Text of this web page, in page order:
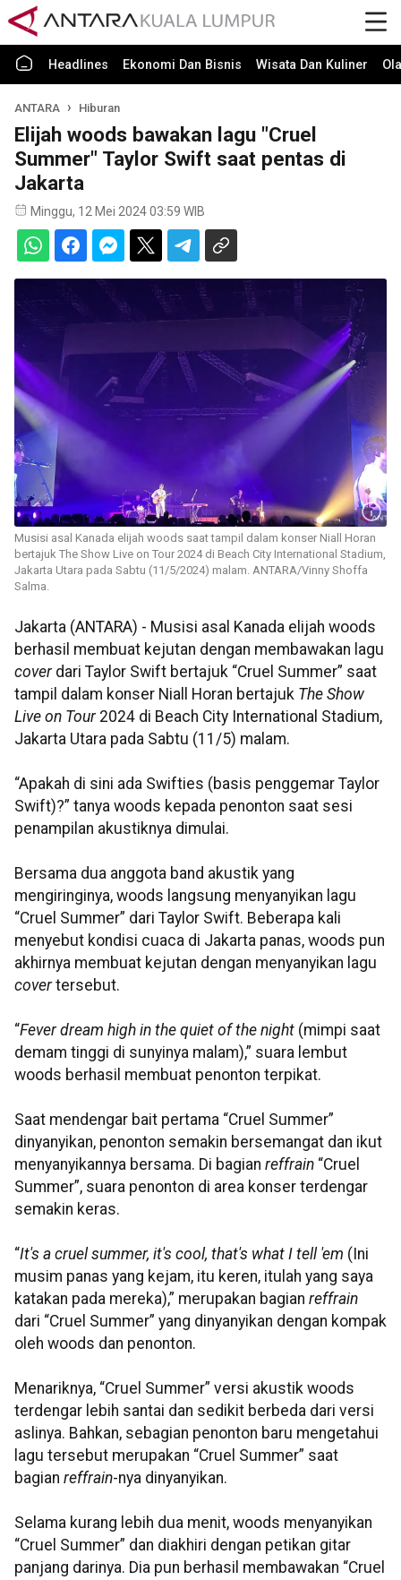
Headlines Ekonomi Dan Bisnis Wisata Dan Kuliner
ANTARA Hiburan
Elijah woods bawakan lagu "Cruel
Summer" Taylor Swift saat pentas di
Jakarta
Minggu, 12 Mei 2024 03:59 WIB
Musisi asal Kanada elijah woods saat tampil dalam konser Niall Horan
bertajuk The Show Live on Tour 2024 di Beach City International Stadium,
Jakarta Utara pada Sabtu (11/5/2024) malam. ANTARA/Vinny Shoffa
Salma.
Jakarta (ANTARA) - Musisi asal Kanada elijah woods
berhasil membuat kejutan dengan membawakan lagu
coverdari Taylor Swift bertajuk “Cruel Summer” saat
tampil dalam konser Niall Horan bertajuk The Show
Live on Tour2024 di Beach City International Stadium,
Jakarta Utara pada Sabtu (11/5) malam.
“Apakah di sini ada Swifties (basis penggemar Taylor
Swift)?” tanya woods kepada penonton saat sesi
penampilan akustiknya dimulai.
Bersama dua anggota band akustik yang
mengiringinya, woods langsung menyanyikan lagu
“Cruel Summer” dari Taylor Swift. Beberapa kali
menyebut kondisi cuaca di Jakarta panas, woods pun
akhirnya membuat kejutan dengan menyanyikan lagu
covertersebut.
“Fever dream high in the quiet of the night (mimpi saat
demam tinggi di sunyinya malam),” suara lembut
woods berhasil membuat penonton terpikat.
Saat mendengar bait pertama “Cruel Summer”
dinyanyikan, penonton semakin bersemangat dan ikut
menyanyikannya bersama. Di bagian reffrain “Cruel
Summer”, suara penonton di area konser terdengar
semakin keras.
“It's a cruel summer, it's cool, that's what I tell 'em (Ini
musim panas yang kejam, itu keren, itulah yang saya
katakan pada mereka),” merupakan bagian reffrain
dari “Cruel Summer” yang dinyanyikan dengan kompak
oleh woods dan penonton.
Menariknya, “Cruel Summer” versi akustik woods
terdengar lebih santai dan sedikit berbeda dari versi
aslinya. Bahkan, sebagian penonton baru mengetahui
lagu tersebut merupakan “Cruel Summer” saat
bagian reffrain-nya dinyanyikan.
Selama kurang lebih dua menit, woods menyanyikan
“Cruel Summer” dan diakhiri dengan petikan gitar
panjang darinya. Dia pun berhasil membawakan “Cruel